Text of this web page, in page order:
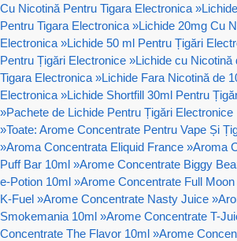
Cu Nicotină Pentru Tigara Electronica »
Pentru Tigara Electronica »Lichide 20mg Cu
Electronica »Lichide 50 ml Pentru Țigări
Pentru Țigări Electronice »Lichide cu Nicotină
Tigara Electronica »Lichide Fara Nicotină de
Electronica »Lichide Shortfill 30ml Pentru
»Pachete de Lichide Pentru Țigări Electronice
»Toate: Arome Concentrate Pentru Vape Și
»Aroma Concentrata Eliquid France »Aroma
Puff Bar 10ml »Arome Concentrate Biggy
e-Potion 10ml »Arome Concentrate Full Moon
K-Fuel »Arome Concentrate Nasty Juice »
Smokemania 10ml »Arome Concentrate T-
Concentrate The Flavor 10ml »Arome